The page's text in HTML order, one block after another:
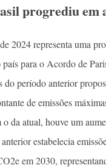
progrediu em
2024 representa uma
para o Acordo de
do período anterior
de emissões
da atual, houve um
estabelecia
em 2030,